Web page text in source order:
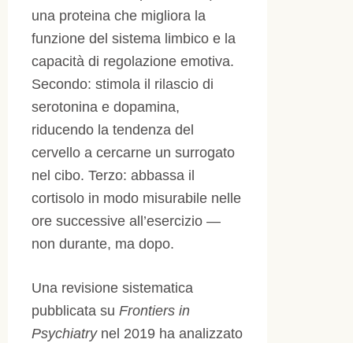
una proteina che migliora la
funzione del sistema limbico e la
capacità di regolazione emotiva.
Secondo: stimola il rilascio di
serotonina e dopamina,
riducendo la tendenza del
cervello a cercarne un surrogato
nel cibo. Terzo: abbassa il
cortisolo in modo misurabile nelle
ore successive all’esercizio —
non durante, ma dopo.
Una revisione sistematica
pubblicata su Frontiers in
Psychiatrynel 2019 ha analizzato